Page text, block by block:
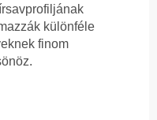
különféle
finom